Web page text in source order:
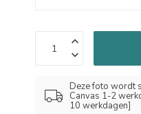
Deze foto wordt
Canvas 1-2
10 werkdagen]